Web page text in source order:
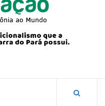
O MUNDO.